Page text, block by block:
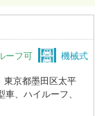
ーフ可 機械式
東京都墨田区太平
、ハイルーフ、